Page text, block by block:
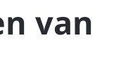
van